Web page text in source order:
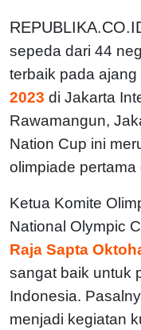
sepeda dari 44
terbaik pada ajang
2023 di Jakarta
Rawamangun,
Nation Cup ini
olimpiade pertama
Ketua Komite
National Olympic
Raja Sapta
sangat baik untuk
Indonesia.
menjadi kegiatan